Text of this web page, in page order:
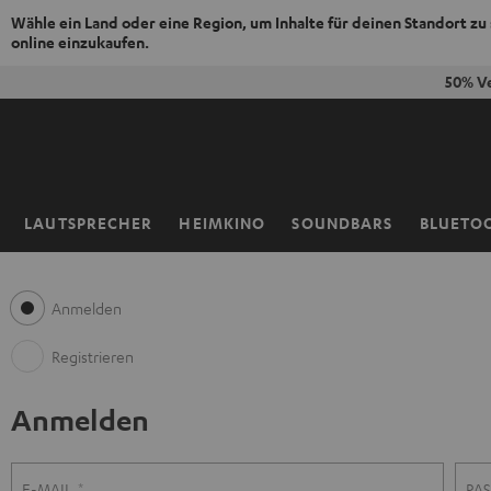
Wähle ein Land oder eine Region, um Inhalte für deinen Standort zu
online einzukaufen.
50%
LAUTSPRECHER HEIMKINO SOUNDBARS
Startseite
Anmelden
Registrieren
Anmelden